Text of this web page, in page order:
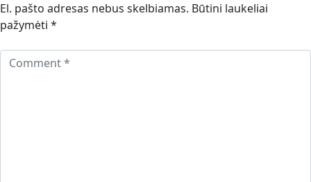
El. pašto adresas nebus skelbiamas. Būtini laukeliai
pažymėti *